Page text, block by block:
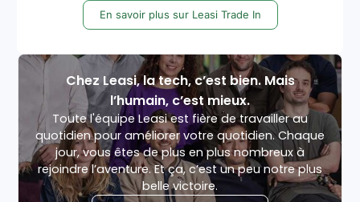
En savoir plus sur Leasi Trade In
Chez Leasi, la tech, c’est bien. Mais
l’humain, c’est mieux.
Toute l'équipe Leasi est fière de travailler au
quotidien pour améliorer votre quotidien. Chaque
jour, vous êtes de plus en plus nombreux à
rejoindre l’aventure. Et ça, c’est un peu notre plus
belle victoire.